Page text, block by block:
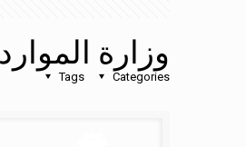
وزارة
Categories
Tags